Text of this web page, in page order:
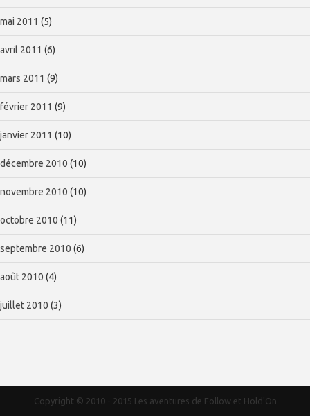
mai 2011 (5)
avril 2011 (6)
mars 2011 (9)
février 2011 (9)
janvier 2011 (10)
décembre 2010 (10)
novembre 2010 (10)
octobre 2010 (11)
septembre 2010 (6)
août 2010 (4)
juillet 2010 (3)
Copyright © 2010 - 2015 Les aventures de Follow et Hold'On